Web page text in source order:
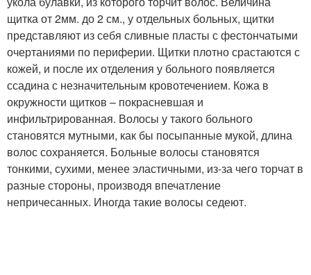
щитка от 2мм. до 2 см., у отдельных больных, щитки
представляют из себя сливные пласты с фестончатыми
очертаниями по периферии. Щитки плотно срастаются с
кожей, и после их отделения у больного появляется
ссадина с незначительным кровотечением. Кожа в
окружности щитков – покрасневшая и
инфильтрированная. Волосы у такого больного
становятся мутными, как бы посыпанные мукой, длина
волос сохраняется. Больные волосы становятся
тонкими, сухими, менее эластичными, из-за чего торчат в
разные стороны, производя впечатление
непричесанных. Иногда такие волосы седеют.